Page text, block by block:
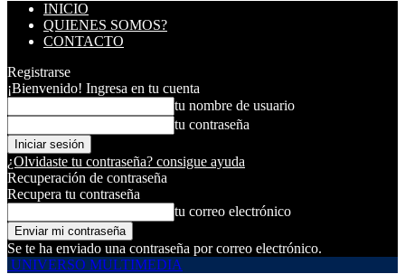
INICIO
QUIENES SOMOS?
CONTACTO
Registrarse
¡Bienvenido! Ingresa en tu cuenta
tu nombre de usuario
tu contraseña
¿Olvidaste tu contraseña? consigue ayuda
Recuperación de contraseña
Recupera tu contraseña
tu correo electrónico
Se te ha enviado una contraseña por correo electrónico.
UNIVERSO MULTIMEDIA